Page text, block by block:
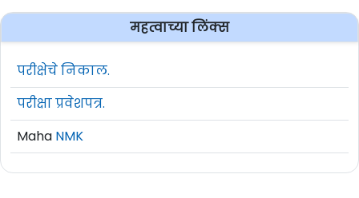
महत्वाच्या लिंक्स
परीक्षेचे निकाल.
परीक्षा प्रवेशपत्र.
Maha NMK